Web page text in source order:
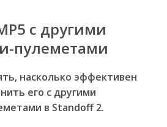
с другими
пулеметами
насколько эффективен
его с другими
в Standoff 2.